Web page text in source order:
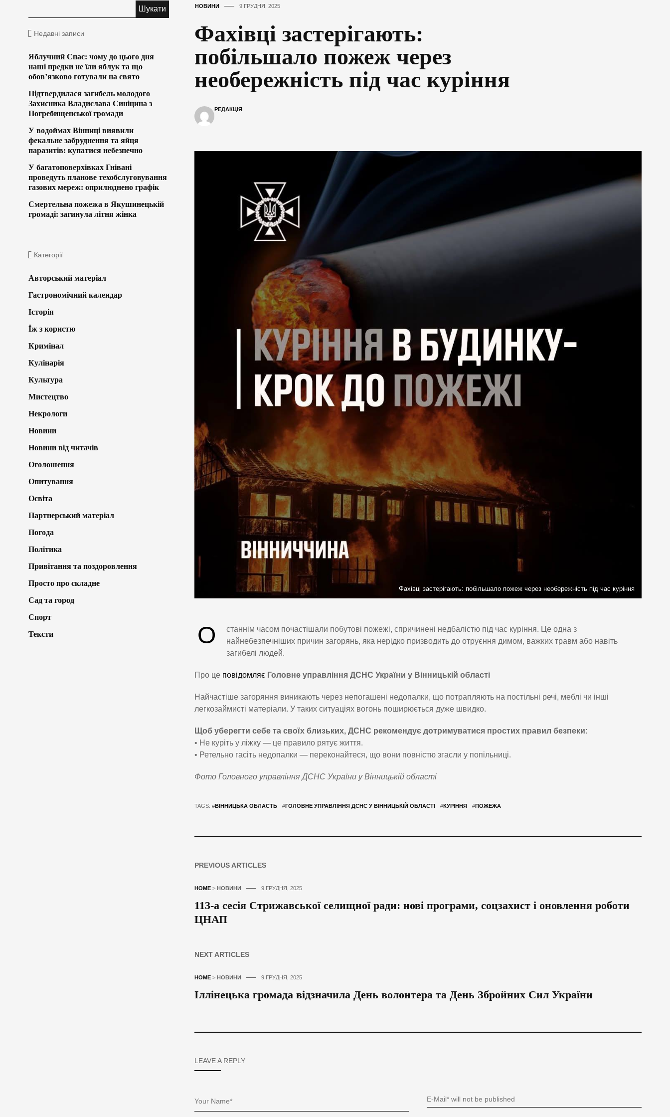
НОВИНИ 9 ГРУДНЯ, 2025
Фахівці застерігають:
побільшало пожеж через
необережність під час куріння
РЕДАКЦІЯ
Фахівці застерігають: побільшало пожеж через необережність під час куріння
О
станнім часом почастішали побутові пожежі, спричинені недбалістю під час куріння. Це одна з
найнебезпечніших причин загорянь, яка нерідко призводить до отруєння димом, важких травм або навіть
загибелі людей.
Про це повідомляє Головне управління ДСНС України у Вінницькій області
Найчастіше загоряння виникають через непогашені недопалки, що потрапляють на постільні речі, меблі чи інші
легкозаймисті матеріали. У таких ситуаціях вогонь поширюється дуже швидко.
Щоб уберегти себе та своїх близьких, ДСНС рекомендує дотримуватися простих правил безпеки:
• Не куріть у ліжку — це правило рятує життя.
• Ретельно гасіть недопалки — переконайтеся, що вони повністю згасли у попільниці.
Фото Головного управління ДСНС України у Вінницькій області
TAGS: #ВІННИЦЬКА ОБЛАСТЬ #ГОЛОВНЕ УПРАВЛІННЯ ДСНС У ВІННИЦЬКІЙ ОБЛАСТІ #КУРІННЯ #ПОЖЕЖА
PREVIOUS ARTICLES
HOME> НОВИНИ 9 ГРУДНЯ, 2025
113-а сесія Стрижавської селищної ради: нові програми, соцзахист і оновлення роботи
ЦНАП
NEXT ARTICLES
HOME> НОВИНИ 9 ГРУДНЯ, 2025
Іллінецька громада відзначила День волонтера та День Збройних Сил України
LEAVE A REPLY
Недавні записи
Яблучний Спас: чому до цього дня
наші предки не їли яблук та що
обов’язково готували на свято
Підтвердилася загибель молодого
Захисника Владислава Синіцина з
Погребищенської громади
У водоймах Вінниці виявили
фекальне забруднення та яйця
паразитів: купатися небезпечно
У багатоповерхівках Гнівані
проведуть планове техобслуговування
газових мереж: оприлюднено графік
Смертельна пожежа в Якушинецькій
громаді: загинула літня жінка
Категорії
Авторський матеріал
Гастрономічний календар
Історія
Їж з користю
Кримінал
Кулінарія
Культура
Мистецтво
Некрологи
Новини
Новини від читачів
Оголошення
Опитування
Освіта
Партнерський матеріал
Погода
Політика
Привітання та поздоровлення
Просто про складне
Сад та город
Спорт
Тексти